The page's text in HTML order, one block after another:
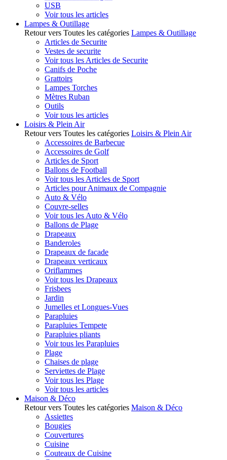
USB
Voir tous les articles
Lampes & Outillage
Retour vers Toutes les catégories Lampes & Outillage
Articles de Securite
Vestes de securite
Voir tous les Articles de Securite
Canifs de Poche
Grattoirs
Lampes Torches
Mètres Ruban
Outils
Voir tous les articles
Loisirs & Plein Air
Retour vers Toutes les catégories Loisirs & Plein Air
Accessoires de Barbecue
Accessoires de Golf
Articles de Sport
Ballons de Football
Voir tous les Articles de Sport
Articles pour Animaux de Compagnie
Auto & Vélo
Couvre-selles
Voir tous les Auto & Vélo
Ballons de Plage
Drapeaux
Banderoles
Drapeaux de facade
Drapeaux verticaux
Oriflammes
Voir tous les Drapeaux
Frisbees
Jardin
Jumelles et Longues-Vues
Parapluies
Parapluies Tempete
Parapluies pliants
Voir tous les Parapluies
Plage
Chaises de plage
Serviettes de Plage
Voir tous les Plage
Voir tous les articles
Maison & Déco
Retour vers Toutes les catégories Maison & Déco
Assiettes
Bougies
Couvertures
Cuisine
Couteaux de Cuisine